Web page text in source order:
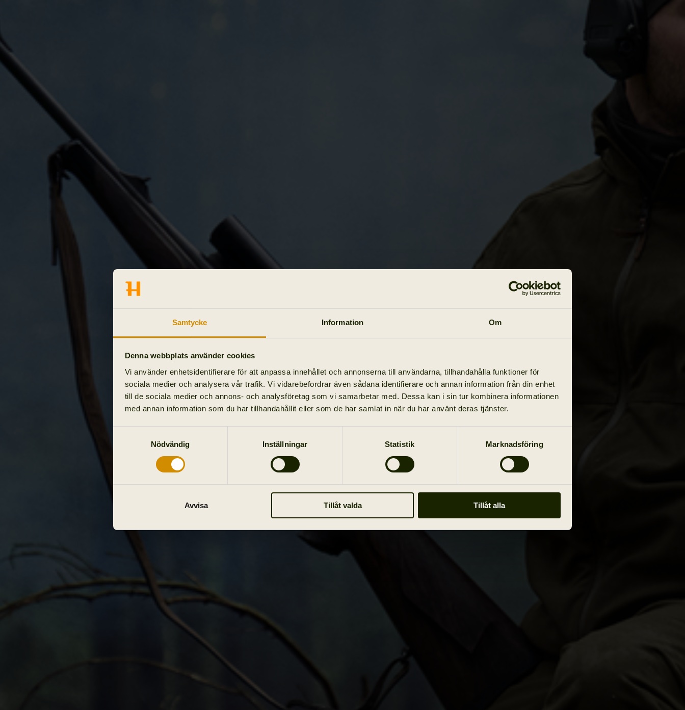
Samtycke Information Om
Denna webbplats använder cookies
Vi använder enhetsidentifierare för att anpassa innehållet och annonserna till användarna, tillhandahålla funktioner för
sociala medier och analysera vår trafik. Vi vidarebefordrar även sådana identifierare och annan information från din enhet
till de sociala medier och annons- och analysföretag som vi samarbetar med. Dessa kan i sin tur kombinera informationen
med annan information som du har tillhandahållit eller som de har samlat in när du har använt deras tjänster.
Nödvändig
Inställningar Statistik Marknadsföring
Avvisa Tillåt valda Tillåt alla